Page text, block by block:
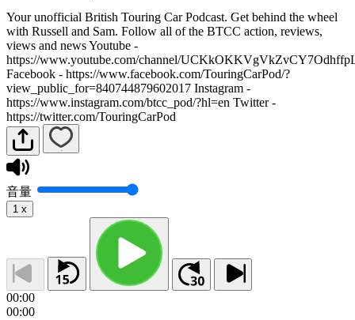
Your unofficial British Touring Car Podcast. Get behind the wheel
with Russell and Sam. Follow all of the BTCC action, reviews,
views and news Youtube -
https://www.youtube.com/channel/
Facebook - https://www.facebook.com/TouringCarPod/?
view_public_for=840744879602017 Instagram -
https://www.instagram.com/btcc_pod/?hl=en Twitter -
https://twitter.com/TouringCarPod
音量
1 x
00:00
00:00